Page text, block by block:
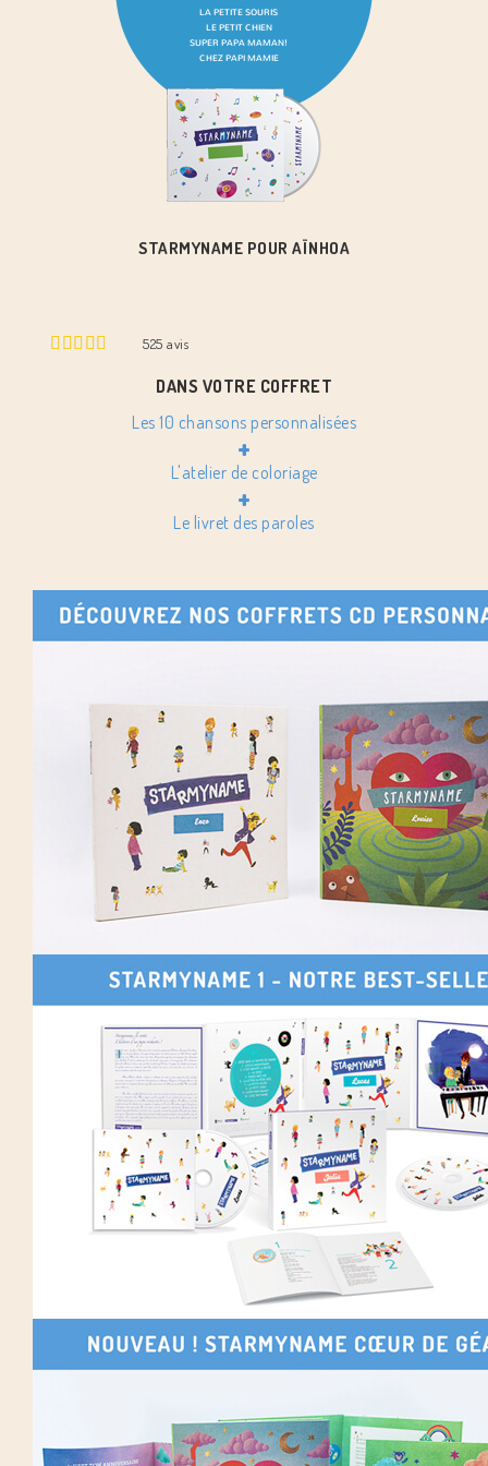
STARMYNAME POUR AÏNHOA
525avis
DANS VOTRE COFFRET
Les 10 chansons personnalisées
+
L'atelier de coloriage
+
Le livret des paroles